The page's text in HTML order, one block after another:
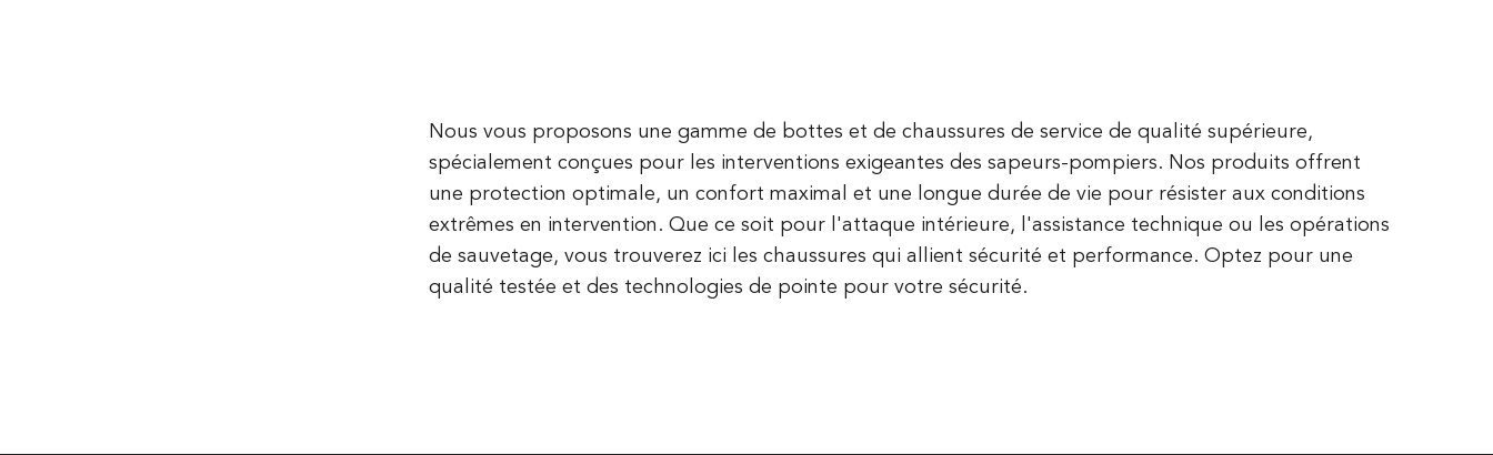
Nous vous proposons une gamme de bottes et de chaussures de service de qualité supérieure,
spécialement conçues pour les interventions exigeantes des sapeurs-pompiers. Nos produits offrent
une protection optimale, un confort maximal et une longue durée de vie pour résister aux conditions
extrêmes en intervention. Que ce soit pour l'attaque intérieure, l'assistance technique ou les opérations
de sauvetage, vous trouverez ici les chaussures qui allient sécurité et performance. Optez pour une
qualité testée et des technologies de pointe pour votre sécurité.